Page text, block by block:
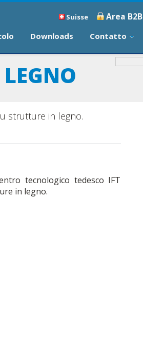
Suisse Area B2B
Downloads Contatto
strutture in legno.
tecnologico tedesco IFT
in legno.